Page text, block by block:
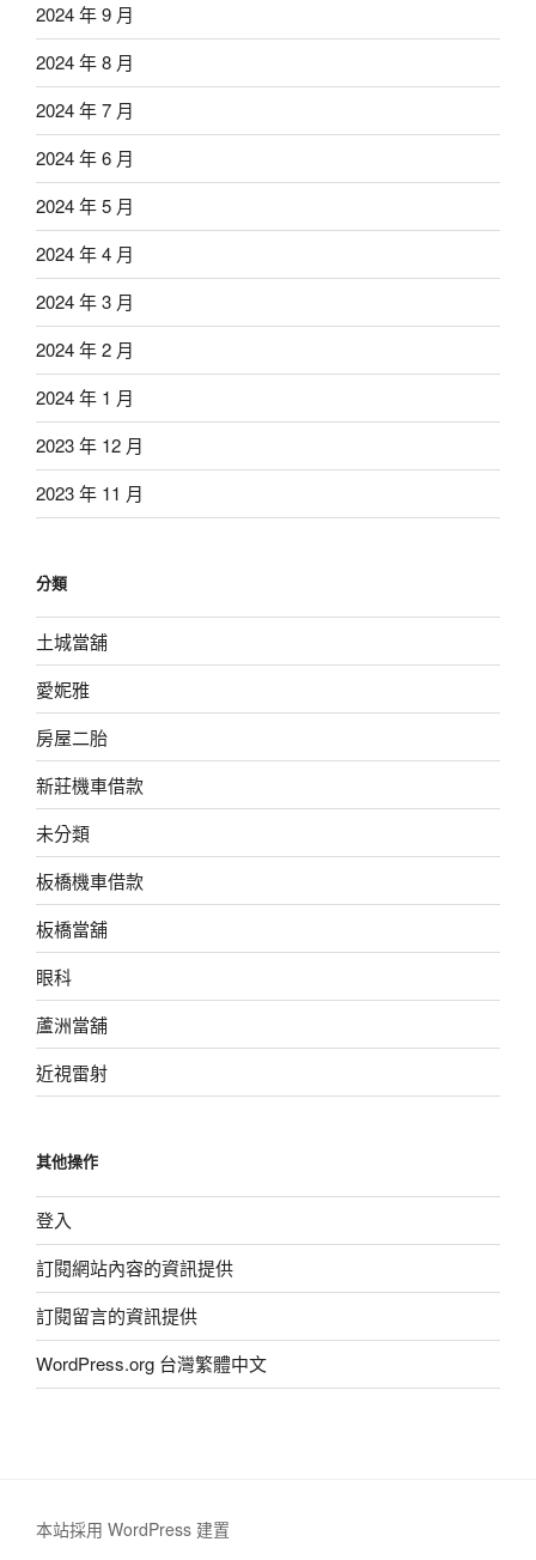
2024 年 9 月
2024 年 8 月
2024 年 7 月
2024 年 6 月
2024 年 5 月
2024 年 4 月
2024 年 3 月
2024 年 2 月
2024 年 1 月
2023 年 12 月
2023 年 11 月
分類
土城當舖
愛妮雅
房屋二胎
新莊機車借款
未分類
板橋機車借款
板橋當舖
眼科
蘆洲當舖
近視雷射
其他操作
登入
訂閱網站內容的資訊提供
訂閱留言的資訊提供
WordPress.org 台灣繁體中文
本站採用 WordPress 建置